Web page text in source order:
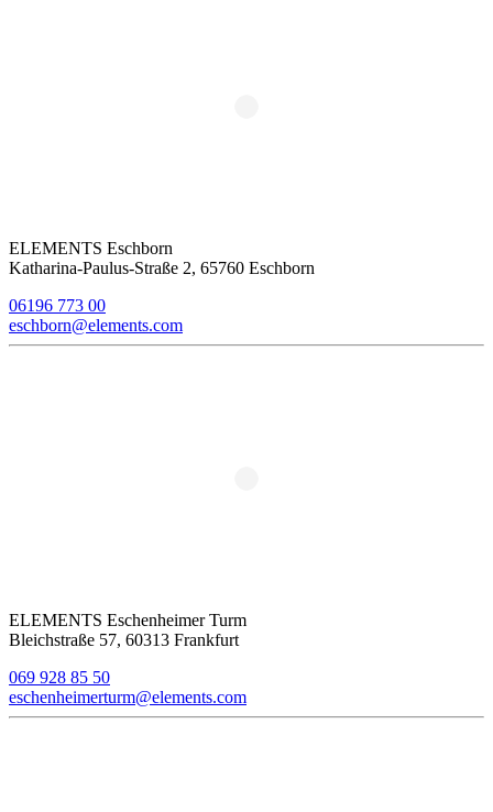
ELEMENTS Eschborn
Katharina-Paulus-Straße 2, 65760 Eschborn
06196 773 00
eschborn@elements.com
ELEMENTS Eschenheimer Turm
Bleichstraße 57, 60313 Frankfurt
069 928 85 50
eschenheimerturm@elements.com